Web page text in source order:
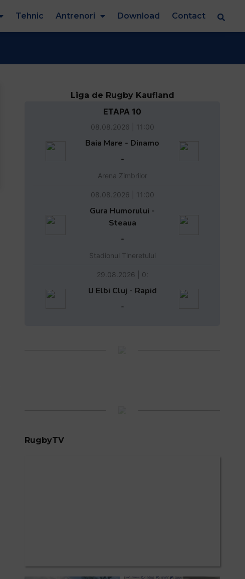
Tehnic Antrenori Download Contact
Liga de Rugby Kaufland
ETAPA 10
08.08.2026 | 11:00
Baia Mare - Dinamo
-
Arena Zimbrilor
08.08.2026 | 11:00
Gura Humorului -
Steaua
-
Stadionul Tineretului
29.08.2026 | 0:
U Elbi Cluj - Rapid
-
RugbyTV